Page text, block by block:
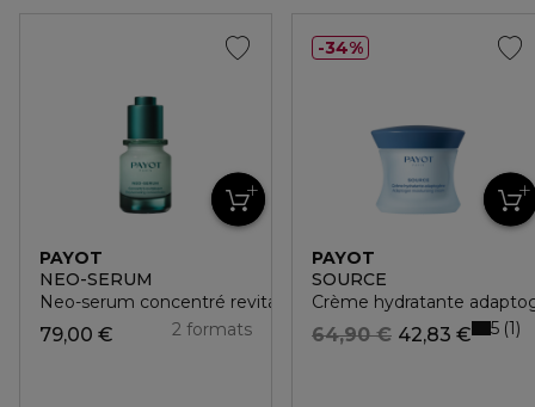
PAYOT
NEO-SERUM
Neo-serum concentré revitalisant
79,00 € 2 formats
PAYOT
SOURCE
Crème hydratante
42,83 €
64,90 € 5 1
34%